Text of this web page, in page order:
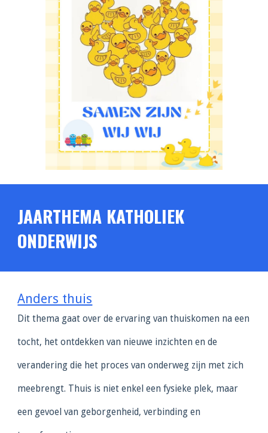
JAARTHEMA KATHOLIEK
ONDERWIJS
Anders thuis
Dit thema gaat over de ervaring van thuiskomen na een
tocht, het ontdekken van nieuwe inzichten en de
verandering die het proces van onderweg zijn met zich
meebrengt. Thuis is niet enkel een fysieke plek, maar
een gevoel van geborgenheid, verbinding en